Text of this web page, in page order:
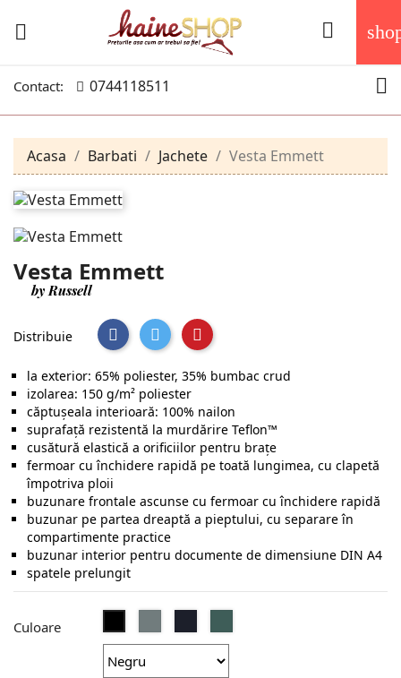
 
Contact: 0744118511 
Acasa Barbati Jachete Vesta Emmett
Vesta Emmett
by Russell
Distribuie
la exterior: 65% poliester, 35% bumbac crud
izolarea: 150 g/m² poliester
căptuşeala interioară: 100% nailon
suprafaţă rezistentă la murdărire Teflon™
cusătură elastică a orificiilor pentru braţe
fermoar cu închidere rapidă pe toată lungimea, cu clapetă
împotriva ploii
buzunare frontale ascunse cu fermoar cu închidere rapidă
buzunar pe partea dreaptă a pieptului, cu separare în
compartimente practice
buzunar interior pentru documente de dimensiune DIN A4
spatele prelungit
Culoare
Grey Navy Green